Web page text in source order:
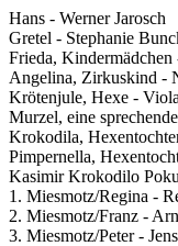
Hans - Werner Jarosch
Gretel - Stephanie
Frieda, Kindermädchen
Angelina, Zirkuskind -
Krötenjule, Hexe -
Murzel, eine
Krokodila,
Pimpernella,
Kasimir Krokodilo
1. Miesmotz/Regina -
2. Miesmotz/Franz -
3. Miesmotz/Peter -